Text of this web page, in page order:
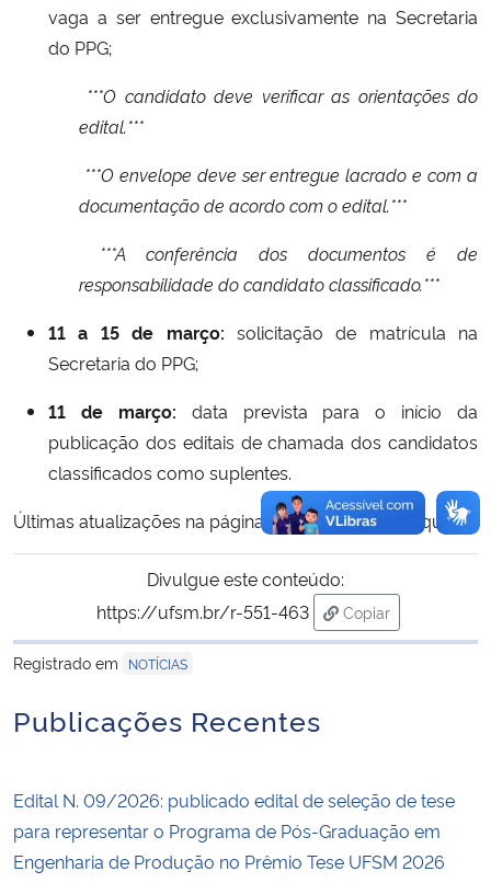
vaga a ser entregue exclusivamente na Secretaria
do PPG;
***O candidato deve verificar as orientações do
edital.***
***O envelope deve ser entregue lacrado e com a
documentação de acordo com o edital.***
***A conferência dos documentos é de
responsabilidade do candidato classificado.***
11 a 15 de março: solicitação de matrícula na
Secretaria do PPG;
11 de março: data prevista para o início da
publicação dos editais de chamada dos candidatos
classificados como suplentes.
Últimas atualizações na página da PRPGP, clique
aqui .
Divulgue este conteúdo:
https://ufsm.br/r-551-463
Copiar
para área de
Registrado em
NOTÍCIAS
Publicações Recentes
Edital N. 09/2026: publicado edital de seleção de tese
para representar o Programa de Pós-Graduação em
Engenharia de Produção no Prêmio Tese UFSM 2026